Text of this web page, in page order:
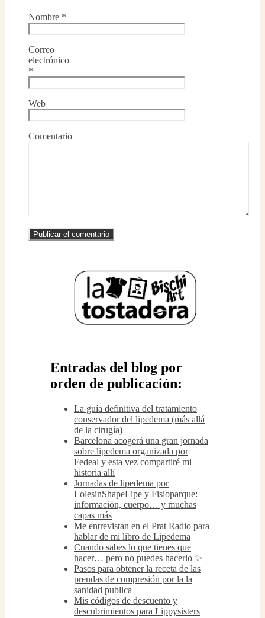
Nombre *
Correo
electrónico
*
Web
Comentario
Entradas del blog por
orden de publicación:
La guía definitiva del tratamiento
conservador del lipedema (más allá
de la cirugía)
Barcelona acogerá una gran jornada
sobre lipedema organizada por
Fedeal y esta vez compartiré mi
historia allí
Jornadas de lipedema por
LolesinShapeLipe y Fisioparque:
información, cuerpo… y muchas
capas más
Me entrevistan en el Prat Radio para
hablar de mi libro de Lipedema
Cuando sabes lo que tienes que
hacer… pero no puedes hacerlo ✨
Pasos para obtener la receta de las
prendas de compresión por la la
sanidad publica
Mis códigos de descuento y
descubrimientos para Lippysisters